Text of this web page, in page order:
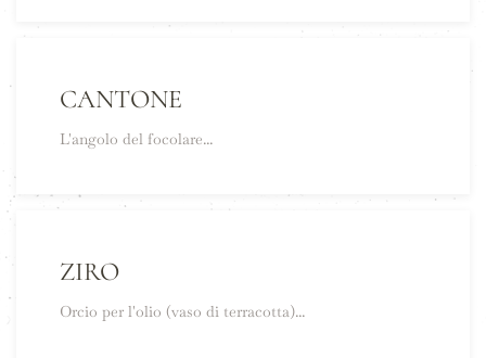
CANTONE
L'angolo del focolare...
ZIRO
Orcio per l'olio (vaso di terracotta)...